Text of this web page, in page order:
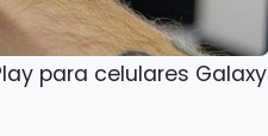
para celulares Galaxy